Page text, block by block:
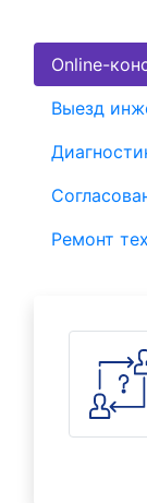
Online-
Выезд
Ремонт